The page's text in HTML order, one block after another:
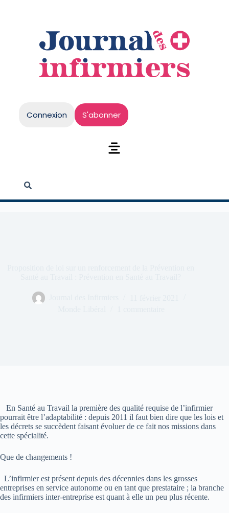
Connexion S'abonner
En Santé au Travail la première des qualité requise de l’infirmier
pourrait être l’adaptabilité : depuis 2011 il faut bien dire que les lois et
les décrets se succèdent faisant évoluer de ce fait nos missions dans
cette spécialité.
Que de changements !
L’infirmier est présent depuis des décennies dans les grosses
entreprises en service autonome ou en tant que prestataire ; la branche
des infirmiers inter-entreprise est quant à elle un peu plus récente.